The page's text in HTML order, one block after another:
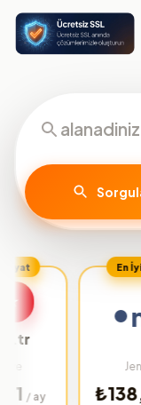
En İyi Fiyat
net
₺138,78 / ay